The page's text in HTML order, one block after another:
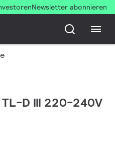
Newsletter abonnieren
D III 220-240V